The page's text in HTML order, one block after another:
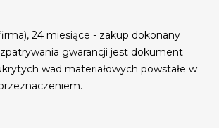
24 miesiące - zakup dokonany
gwarancji jest dokument
wad materiałowych powstałe w